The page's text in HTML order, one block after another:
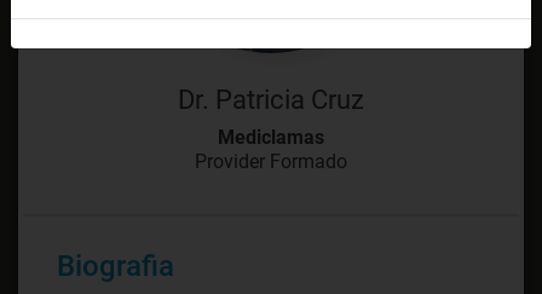
Dr. Patricia Cruz
Mediclamas
Provider Formado
Biografia